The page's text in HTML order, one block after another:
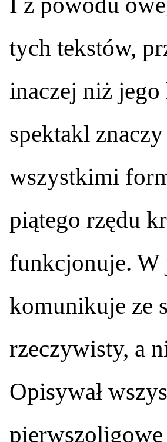
tych tekstów,
inaczej niż
spektakl
wszystkimi
piątego rzędu
funkcjonuje. W
komunikuje ze
rzeczywisty, a
Opisywał